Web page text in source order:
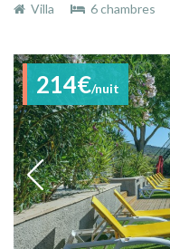
Villa
6 chambres
214€/nuit